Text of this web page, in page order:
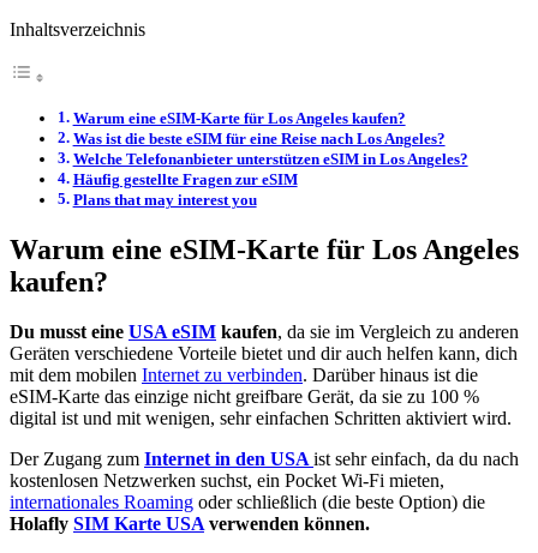
Inhaltsverzeichnis
Warum eine eSIM-Karte für Los Angeles kaufen?
Was ist die beste eSIM für eine Reise nach Los Angeles?
Welche Telefonanbieter unterstützen eSIM in Los Angeles?
Häufig gestellte Fragen zur eSIM
Plans that may interest you
Warum eine eSIM-Karte für Los Angeles
kaufen?
Du musst eine USA eSIM kaufen, da sie im Vergleich zu anderen
Geräten verschiedene Vorteile bietet und dir auch helfen kann, dich
mit dem mobilen Internet zu verbinden. Darüber hinaus ist die
eSIM-Karte das einzige nicht greifbare Gerät, da sie zu 100 %
digital ist und mit wenigen, sehr einfachen Schritten aktiviert wird.
Der Zugang zum Internet in den USAist sehr einfach, da du nach
kostenlosen Netzwerken suchst, ein Pocket Wi-Fi mieten,
internationales Roaming oder schließlich (die beste Option) die
Holafly SIM Karte USAverwenden können.